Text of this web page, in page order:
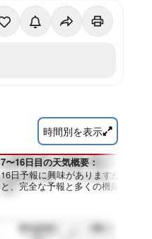
時間別を表示
7〜16日目の天気概要：
16日予報に興味がありますか？Pro
と、完全な予報と多くの機能を利用